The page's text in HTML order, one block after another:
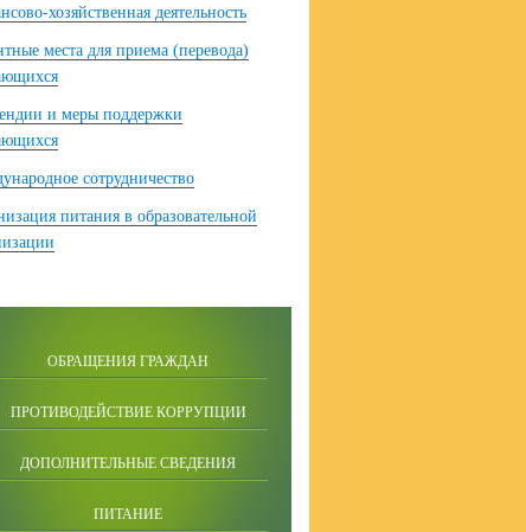
хозяйственная деятельность
места для приема (перевода)
и меры поддержки
сотрудничество
питания в образовательной
ОБРАЩЕНИЯ ГРАЖДАН
ПРОТИВОДЕЙСТВИЕ КОРРУПЦИИ
ДОПОЛНИТЕЛЬНЫЕ СВЕДЕНИЯ
ПИТАНИЕ